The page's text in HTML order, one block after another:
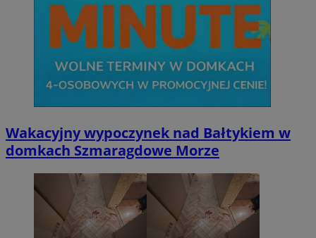
Wakacyjny wypoczynek nad Bałtykiem w
domkach Szmaragdowe Morze